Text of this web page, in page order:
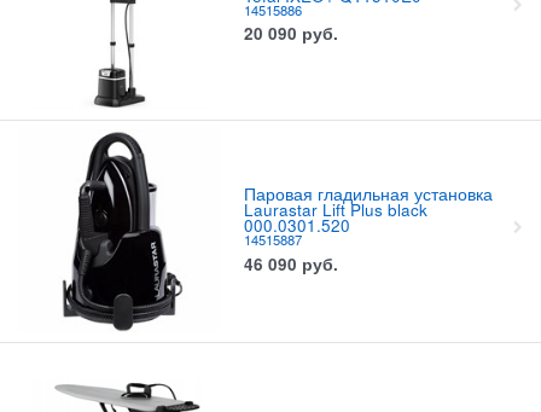
14515886
20 090 руб.
Паровая гладильная установка
Laurastar Lift Plus black
000.0301.520
14515887
46 090 руб.